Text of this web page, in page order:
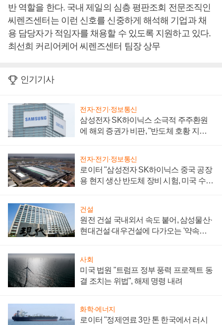
반 역할을 한다. 국내 제일의 심층 평판조회 전문조직인
씨렌즈센터는 이런 신호를 신중하게 해석해 기업과 채
용 담당자가 적임자를 채용할 수 있도록 지원하고 있다.
최선희 커리어케어 씨렌즈센터 팀장 상무
인기기사
전자·전기·정보통신
삼성전자 SK하이닉스 소극적 주주환원
에 해외 증권가 비판, "반도체 호황 지속
전자·전기·정보통신
로이터 "삼성전자 SK하이닉스 중국 공장
용 현지 생산 반도체 장비 시험, 미국 수출
건설
원전 건설 국내외서 속도 붙어, 삼성물산·
현대건설·대우건설에 다가오는 '약속의
사회
미국 법원 "트럼프 정부 풍력 프로젝트 동
결 조치는 위법", 해제 명령 내려
화학·에너지
로이터 "정제연료 3만 톤 한국에서 러시